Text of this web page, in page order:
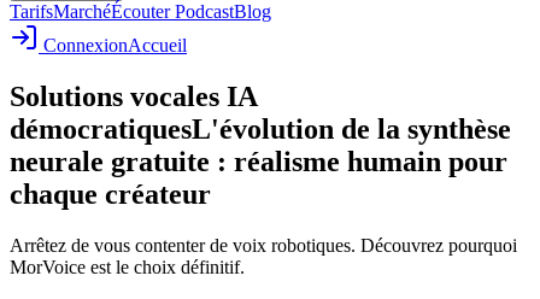
TarifsMarchéÉcouter PodcastBlog
ConnexionAccueil
Solutions vocales IA
démocratiquesL'évolution de la synthèse
neurale gratuite : réalisme humain pour
chaque créateur
Arrêtez de vous contenter de voix robotiques. Découvrez pourquoi
MorVoice est le choix définitif.